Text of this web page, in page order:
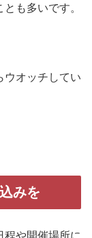
も多いです。
ウオッチしてい
みを